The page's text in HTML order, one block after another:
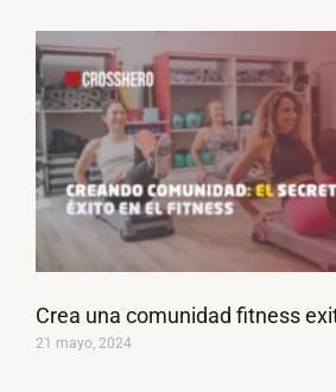
Crea una comunidad fitness
21 mayo, 2024